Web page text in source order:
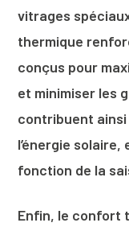
vitrages
thermique
conçus pour
et minimiser les
contribuent
l’énergie
fonction de la
Enfin, le confort